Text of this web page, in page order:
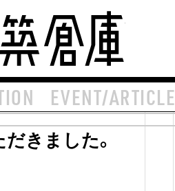
EVENT/ARTICLE
きました。